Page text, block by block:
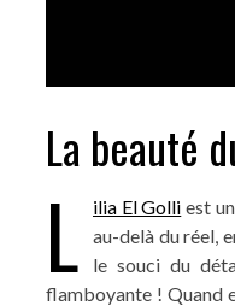
La beauté
L ilia El Golli est
au-delà du réel,
le souci du
flamboyante ! Quand